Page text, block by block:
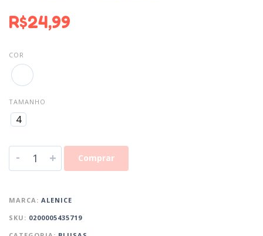
R$24,99
COR
TAMANHO
4
- + Comprar
MARCA: ALENICE
SKU: 0200005435719